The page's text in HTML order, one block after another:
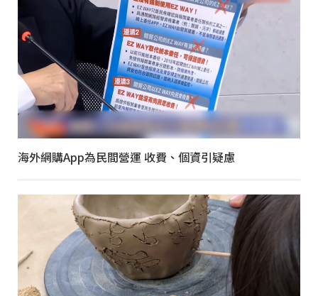
海外網購App為民間營運 收費、個資引疑慮